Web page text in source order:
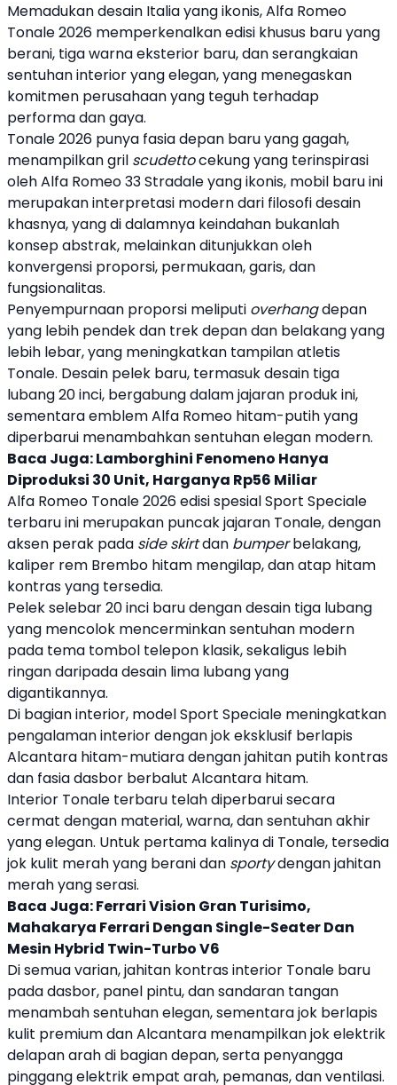
Memadukan desain Italiayang ikonis,Alfa Romeo
Tonale 2026 memperkenalkan edisi khusus baru yang
berani, tiga warna eksterior baru, dan serangkaian
sentuhan interior yang elegan, yang menegaskan
komitmen perusahaan yang teguh terhadap
performa dan gaya.
Tonale 2026 punya fasia depan baru yang gagah,
menampilkan gril scudettocekung yang terinspirasi
olehAlfa Romeo33 Stradale yang ikonis, mobil baru ini
merupakan interpretasi modern dari filosofi desain
khasnya, yang di dalamnya keindahan bukanlah
konsep abstrak, melainkan ditunjukkan oleh
konvergensi proporsi, permukaan, garis, dan
fungsionalitas.
Penyempurnaan proporsi meliputi overhangdepan
yang lebih pendek dan trek depan dan belakang yang
lebih lebar, yang meningkatkan tampilan atletis
Tonale. Desain pelek baru, termasuk desain tiga
lubang 20 inci, bergabung dalam jajaran produk ini,
sementara emblemAlfa Romeo hitam-putih yang
diperbarui menambahkan sentuhan elegan modern.
Baca Juga:Lamborghini Fenomeno Hanya
Diproduksi 30 Unit, Harganya Rp56 Miliar
Alfa Romeo Tonale 2026edisi spesial Sport Speciale
terbaru ini merupakan puncak jajaran Tonale, dengan
aksen perak pada side skirtdan bumperbelakang,
kaliper rem Brembo hitam mengilap, dan atap hitam
kontras yang tersedia.
Pelek selebar 20 inci baru dengan desain tiga lubang
yang mencolok mencerminkan sentuhan modern
pada tema tombol telepon klasik, sekaligus lebih
ringan daripada desain lima lubang yang
digantikannya.
Di bagian interior, model Sport Speciale meningkatkan
pengalaman interior dengan jok eksklusif berlapis
Alcantara hitam-mutiara dengan jahitan putih kontras
dan fasia dasbor berbalut Alcantara hitam.
Interior Tonale terbaru telah diperbarui secara
cermat dengan material, warna, dan sentuhan akhir
yang elegan. Untuk pertama kalinya di Tonale, tersedia
jok kulit merah yang berani dan sportydengan jahitan
merah yang serasi.
Baca Juga:Ferrari Vision Gran Turisimo,
Mahakarya Ferrari Dengan Single-Seater Dan
Mesin Hybrid Twin-Turbo V6
Di semua varian, jahitan kontras interior Tonale baru
pada dasbor, panel pintu, dan sandaran tangan
menambah sentuhan elegan, sementara jok berlapis
kulit premium dan Alcantara menampilkan jok elektrik
delapan arah di bagian depan, serta penyangga
pinggang elektrik empat arah, pemanas, dan ventilasi.